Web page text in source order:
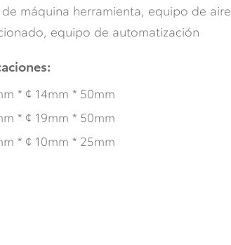
máquina herramienta, equipo de aire
equipo de automatización
* ¢ 14mm * 50mm
* ¢ 19mm * 50mm
* ¢ 10mm * 25mm